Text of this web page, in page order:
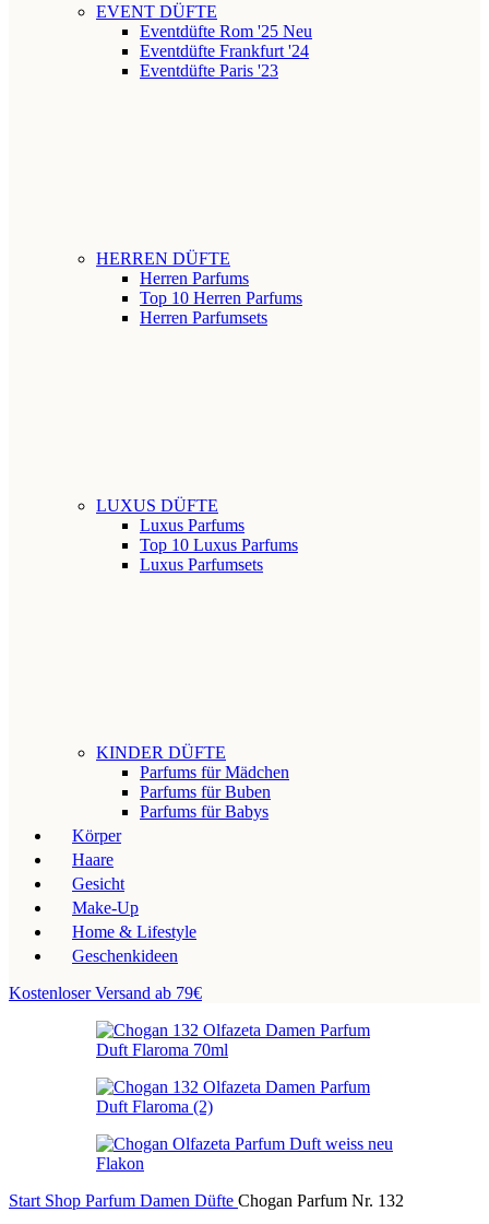
EVENT DÜFTE
Eventdüfte Rom '25 Neu
Eventdüfte Frankfurt '24
Eventdüfte Paris '23
HERREN DÜFTE
Herren Parfums
Top 10 Herren Parfums
Herren Parfumsets
LUXUS DÜFTE
Luxus Parfums
Top 10 Luxus Parfums
Luxus Parfumsets
KINDER DÜFTE
Parfums für Mädchen
Parfums für Buben
Parfums für Babys
Körper
Haare
Gesicht
Make-Up
Home & Lifestyle
Geschenkideen
Kostenloser Versand ab 79€
Start Shop Parfum Damen Düfte Chogan Parfum Nr. 132